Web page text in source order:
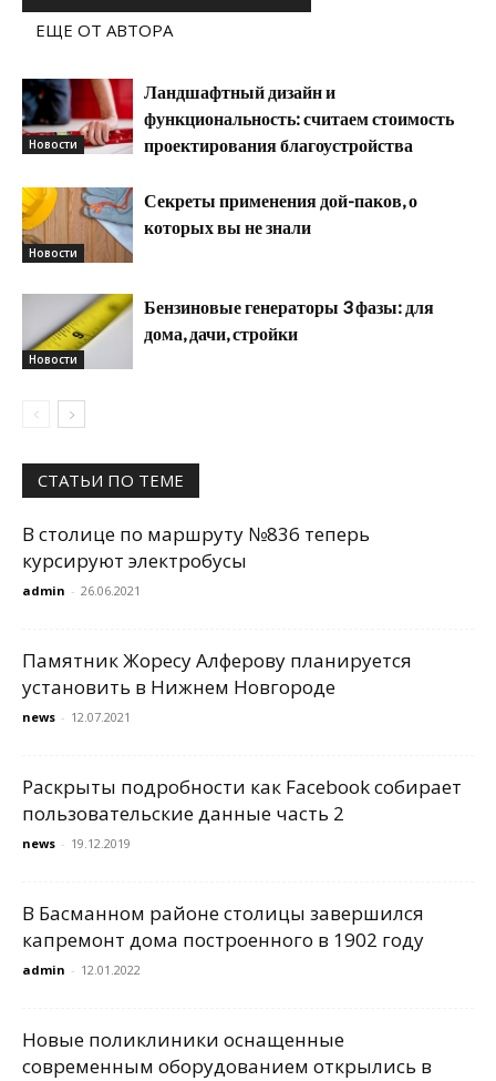
ЕЩЕ ОТ АВТОРА
Новости
Ландшафтный дизайн и
функциональность: считаем стоимость
проектирования благоустройства
Новости
Секреты применения дой-паков, о
которых вы не знали
Новости
Бензиновые генераторы 3 фазы: для
дома, дачи, стройки
СТАТЬИ ПО ТЕМЕ
В столице по маршруту №836 теперь
курсируют электробусы
admin - 26.06.2021
Памятник Жоресу Алферову планируется
установить в Нижнем Новгороде
news - 12.07.2021
Раскрыты подробности как Facebook собирает
пользовательские данные часть 2
news - 19.12.2019
В Басманном районе столицы завершился
капремонт дома построенного в 1902 году
admin - 12.01.2022
Новые поликлиники оснащенные
современным оборудованием открылись в